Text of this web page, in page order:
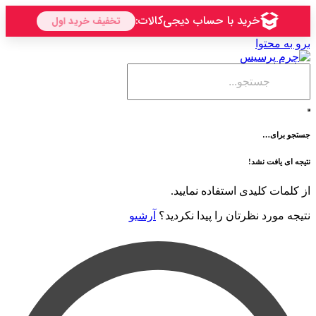
نشد!
کلیدی استفاده نمایید.
نظرتان را پیدا نکردید؟ آرشیو